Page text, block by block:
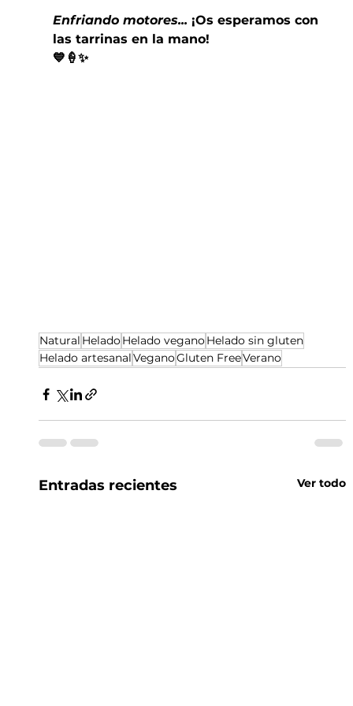
Enfriando motores... ¡Os esperamos con
las tarrinas en la mano!
💙🍦✨
Natural HeladoHelado veganoHelado sin gluten
Helado artesanalVeganoGluten FreeVerano
Entradas recientes Ver todo